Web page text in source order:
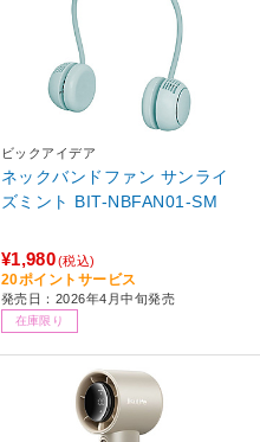
ビックアイデア
ネックバンドファン サンライ
ズミント BIT-NBFAN01-SM
¥1,980(税込)
20ポイントサービス
発売日：2026年4月中旬発売
在庫限り